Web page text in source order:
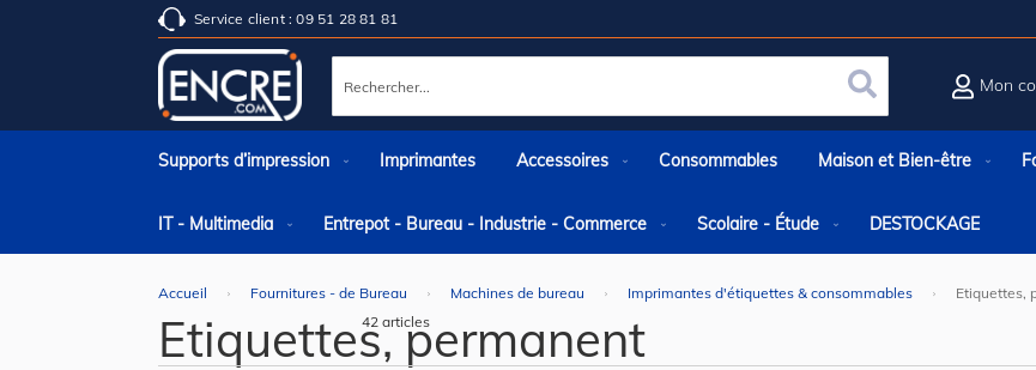
Service client : 09 51 28 81 81
Rechercher Rechercher
Mon
Supports d’impression Imprimantes Accessoires Consommables Maison et Bien-être
IT - Multimedia Entrepot - Bureau - Industrie - Commerce Scolaire - Étude DESTOCKAGE
Accueil Fournitures - de Bureau Machines de bureau Imprimantes d'étiquettes & consommables Etiquettes,
Etiquettes, permanent
42 articles